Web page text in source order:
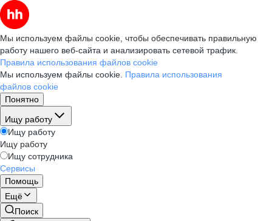
Мы используем файлы cookie, чтобы обеспечивать правильную
работу нашего веб-сайта и анализировать сетевой трафик.
Правила использования файлов cookie
Мы используем файлы cookie. Правила использования
файлов cookie
Понятно
Ищу работу
Ищу работу
Ищу работу
Ищу сотрудника
Сервисы
Помощь
Ещё
Поиск